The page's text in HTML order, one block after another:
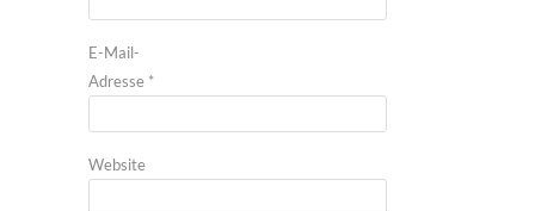
E-Mail-
Adresse *
Website